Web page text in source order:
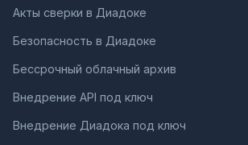
Акты сверки в Диадоке
Безопасность в Диадоке
Бессрочный облачный архив
Внедрение API под ключ
Внедрение Диадока под ключ